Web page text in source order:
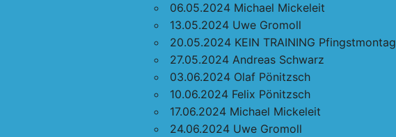
06.05.2024 Michael Mickeleit
13.05.2024 Uwe Gromoll
20.05.2024 KEIN TRAINING Pfingstmontag
27.05.2024 Andreas Schwarz
03.06.2024 Olaf Pönitzsch
10.06.2024 Felix Pönitzsch
17.06.2024 Michael Mickeleit
24.06.2024 Uwe Gromoll